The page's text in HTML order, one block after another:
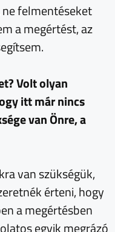
felmentéseket
a megértést, az
Volt olyan
itt már nincs
van Önre, a
van szükségük,
érteni, hogy
a megértésben
egyik megrázó